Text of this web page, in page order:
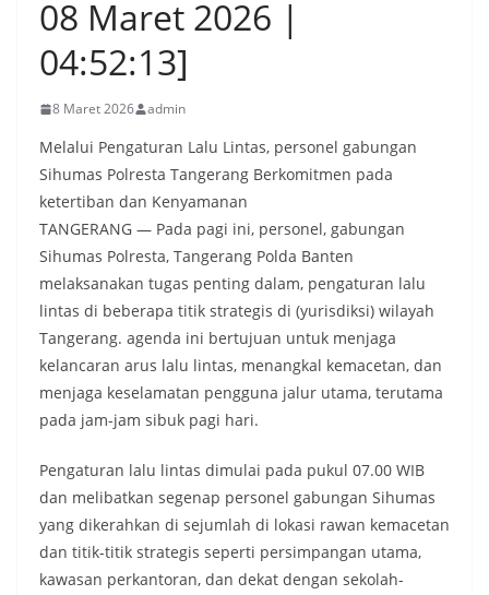
08 Maret 2026 |
04:52:13]
8 Maret 2026 admin
Melalui Pengaturan Lalu Lintas, personel gabungan
Sihumas Polresta Tangerang Berkomitmen pada
ketertiban dan Kenyamanan
TANGERANG — Pada pagi ini, personel, gabungan
Sihumas Polresta, Tangerang Polda Banten
melaksanakan tugas penting dalam, pengaturan lalu
lintas di beberapa titik strategis di (yurisdiksi) wilayah
Tangerang. agenda ini bertujuan untuk menjaga
kelancaran arus lalu lintas, menangkal kemacetan, dan
menjaga keselamatan pengguna jalur utama, terutama
pada jam-jam sibuk pagi hari.
Pengaturan lalu lintas dimulai pada pukul 07.00 WIB
dan melibatkan segenap personel gabungan Sihumas
yang dikerahkan di sejumlah di lokasi rawan kemacetan
dan titik-titik strategis seperti persimpangan utama,
kawasan perkantoran, dan dekat dengan sekolah-